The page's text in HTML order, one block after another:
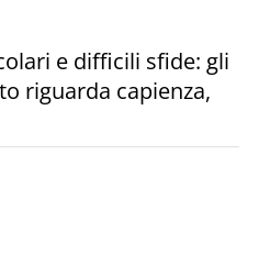
e difficili sfide: gli
riguarda capienza,